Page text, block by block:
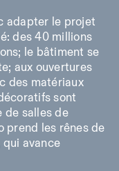
adapter le projet
des 40 millions
le bâtiment se
aux ouvertures
des matériaux
sont
de salles de
prend les rênes de
qui avance